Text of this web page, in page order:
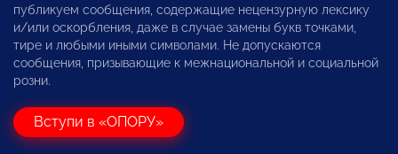
публикуем сообщения, содержащие нецензурную лексику
и/или оскорбления, даже в случае замены букв точками,
тире и любыми иными символами. Не допускаются
сообщения, призывающие к межнациональной и социальной
розни.
Вступи в «ОПОРУ»